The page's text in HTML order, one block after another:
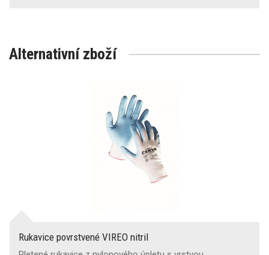
Alternativní zboží
Rukavice povrstvené VIREO nitril